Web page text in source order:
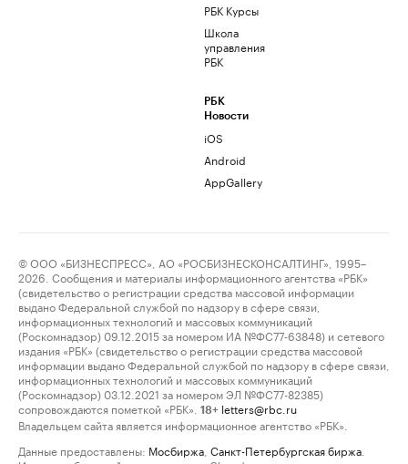
РБК Курсы
Школа
управления
РБК
РБК
Новости
iOS
Android
AppGallery
© ООО «БИЗНЕСПРЕСС», АО «РОСБИЗНЕСКОНСАЛТИНГ», 1995–
2026. Сообщения и материалы информационного агентства «РБК»
(свидетельство о регистрации средства массовой информации
выдано Федеральной службой по надзору в сфере связи,
информационных технологий и массовых коммуникаций
(Роскомнадзор) 09.12.2015 за номером ИА №ФС77-63848) и сетевого
издания «РБК» (свидетельство о регистрации средства массовой
информации выдано Федеральной службой по надзору в сфере связи,
информационных технологий и массовых коммуникаций
(Роскомнадзор) 03.12.2021 за номером ЭЛ №ФС77-82385)
сопровождаются пометкой «РБК».
18+ letters@rbc.ru
Владельцем сайта является информационное агентство «РБК».
Данные предоставлены: Мосбиржа Санкт-Петербургская биржа